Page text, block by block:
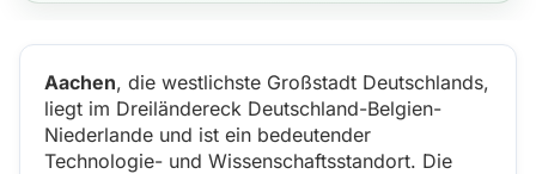
Aachen, die westlichste Großstadt Deutschlands,
liegt im Dreiländereck Deutschland-Belgien-
Niederlande und ist ein bedeutender
Technologie- und Wissenschaftsstandort. Die